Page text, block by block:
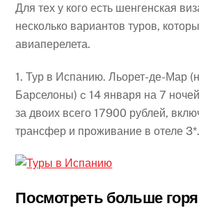
Для тех у кого есть шенгенская
несколько вариантов туров,
авиаперелета.
1. Тур в Испанию. Льорет-де-Мар
Барселоны) c 14 января на 7
за двоих всего 17900 рублей,
трансфер и проживание в отеле 3*.
Посмотреть больше